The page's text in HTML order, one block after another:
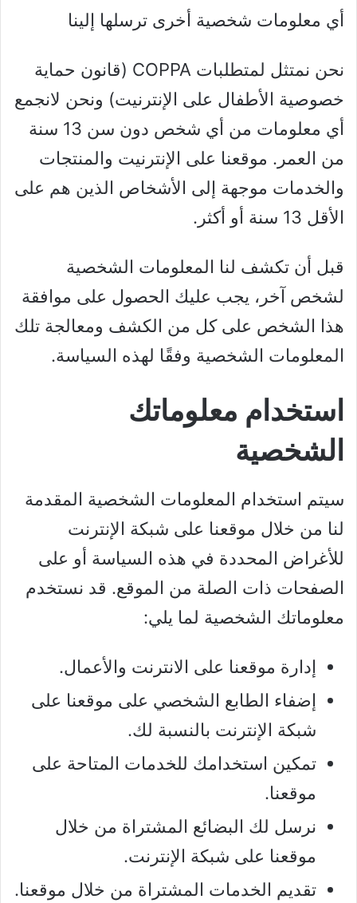
أي معلومات شخصية أخرى ترسلها إلينا
نحن نمتثل لمتطلبات COPPA (قانون حماية
خصوصية الأطفال على الإنترنيت) ونحن لانجمع
أي معلومات من أي شخص دون سن 13 سنة
من العمر. موقعنا على الإنترنيت والمنتجات
والخدمات موجهة إلى الأشخاص الذين هم على
الأقل 13 سنة أو أكثر.
قبل أن تكشف لنا المعلومات الشخصية
لشخص آخر، يجب عليك الحصول على موافقة
هذا الشخص على كل من الكشف ومعالجة تلك
المعلومات الشخصية وفقًا لهذه السياسة.
استخدام معلوماتك
الشخصية
سيتم استخدام المعلومات الشخصية المقدمة
لنا من خلال موقعنا على شبكة الإنترنت
للأغراض المحددة في هذه السياسة أو على
الصفحات ذات الصلة من الموقع. قد نستخدم
معلوماتك الشخصية لما يلي:
إدارة موقعنا على الانترنت والأعمال.
إضفاء الطابع الشخصي على موقعنا على
شبكة الإنترنت بالنسبة لك.
تمكين استخدامك للخدمات المتاحة على
موقعنا.
نرسل لك البضائع المشتراة من خلال
موقعنا على شبكة الإنترنت.
تقديم الخدمات المشتراة من خلال موقعنا.